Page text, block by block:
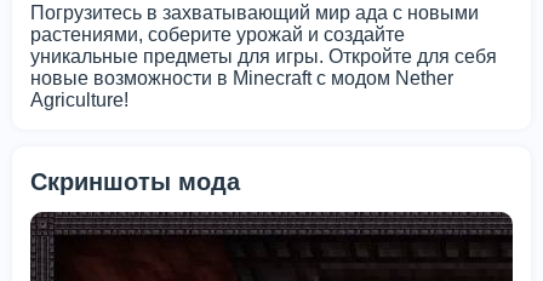
Погрузитесь в захватывающий мир ада с новыми
растениями, соберите урожай и создайте
уникальные предметы для игры. Откройте для себя
новые возможности в Minecraft с модом Nether
Agriculture!
Скриншоты мода